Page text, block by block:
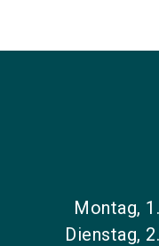
Montag,
Dienstag,